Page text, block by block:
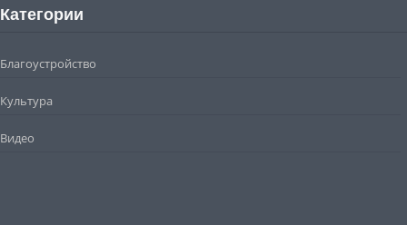
Категории
Благоустройство
Культура
Видео